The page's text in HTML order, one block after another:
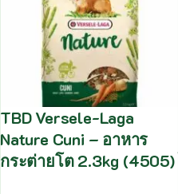
TBD Versele-Laga
Nature Cuni – อาหาร
กระต่ายโต 2.3kg (4505)